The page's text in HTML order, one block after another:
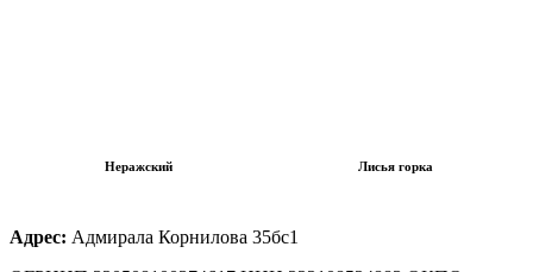
Неражский Лисья горка
Адрес: Адмирала Корнилова 35бс1